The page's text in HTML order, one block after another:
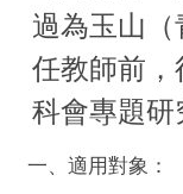
過為玉山
任教師前，
科會專題
一、適用對象：